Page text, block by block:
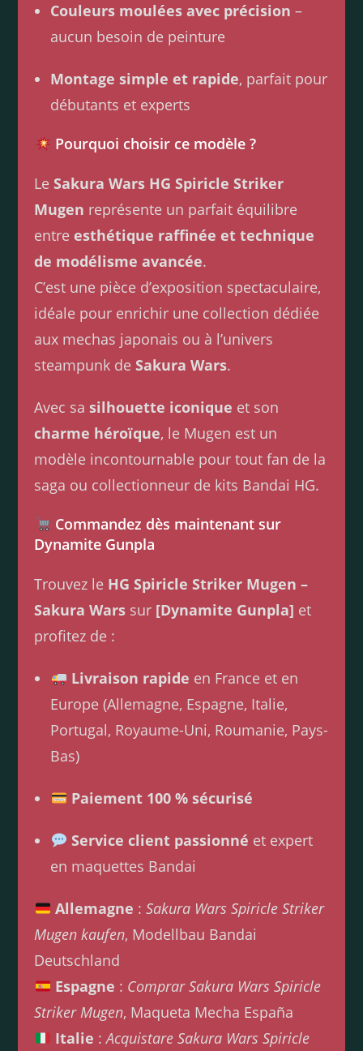
Couleurs moulées avec précision –
aucun besoin de peinture
Montage simple et rapide, parfait pour
débutants et experts
Pourquoi choisir ce modèle ?
LeSakura Wars HG Spiricle Striker
Mugen représente un parfait équilibre
entreesthétique raffinée et technique
de modélisme avancée.
C’est une pièce d’exposition spectaculaire,
idéale pour enrichir une collection dédiée
aux mechas japonais ou à l’univers
steampunk deSakura Wars.
Avec sasilhouette iconique et son
charme héroïque, le Mugen est un
modèle incontournable pour tout fan de la
saga ou collectionneur de kits Bandai HG.
Commandez dès maintenant sur
Dynamite Gunpla
Trouvez le HG Spiricle Striker Mugen –
Sakura Wars sur [Dynamite Gunpla] et
profitez de :
Livraison rapide en France et en
Europe (Allemagne, Espagne, Italie,
Portugal, Royaume-Uni, Roumanie, Pays-
Bas)
Paiement 100 % sécurisé
Service client passionné et expert
en maquettes Bandai
Allemagne : Sakura Wars Spiricle Striker
Mugen kaufen, Modellbau Bandai
Deutschland
Espagne : Comprar Sakura Wars Spiricle
Striker Mugen, Maqueta Mecha España
Italie :Acquistare Sakura Wars Spiricle